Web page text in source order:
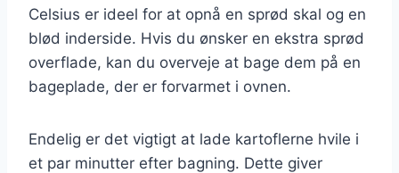
Celsius er ideel for at opnå en sprød skal og en
blød inderside. Hvis du ønsker en ekstra sprød
overflade, kan du overveje at bage dem på en
bageplade, der er forvarmet i ovnen.
Endelig er det vigtigt at lade kartoflerne hvile i
et par minutter efter bagning. Dette giver